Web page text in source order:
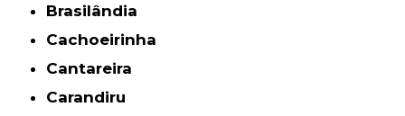
Brasilândia
Cachoeirinha
Cantareira
Carandiru